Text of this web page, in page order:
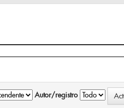
Autor/registro